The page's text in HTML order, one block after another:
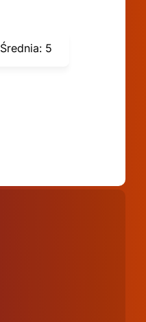
Średnia: 5